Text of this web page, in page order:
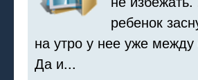
ребенок
на утро у нее уже
Да и...